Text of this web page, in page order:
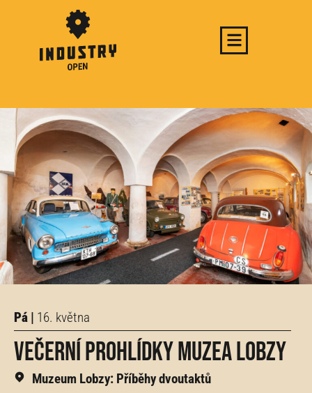
Pá | 16. května
Večerní prohlídky Muzea Lobzy
Muzeum Lobzy: Příběhy dvoutaktů